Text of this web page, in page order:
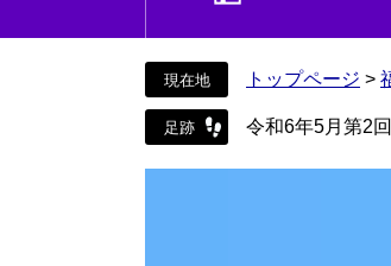
文
トップページ >
令和6年5月第2